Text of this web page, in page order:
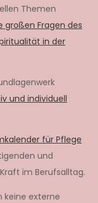
Themen
großen Fragen des
in der
und individuell
für Pflege
und
im Berufsalltag.
keine externe